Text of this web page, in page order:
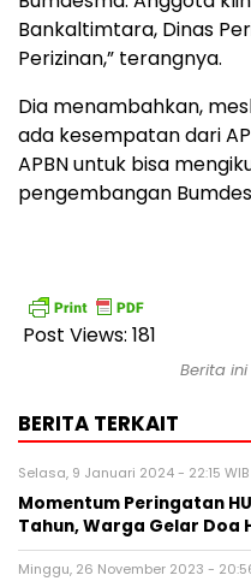
Bankaltimtara, Dinas
Perizinan,” terangnya.
Dia menambahkan,
ada kesempatan dari
APBN untuk bisa
pengembangan
Post Views: 181
Berita
BERITA TERKAIT
Selasa, 9 Januari 2024 - 22:15 WIB
Momentum Peringatan
Tahun, Warga Gelar Doa
Minggu, 26 November 2023 -